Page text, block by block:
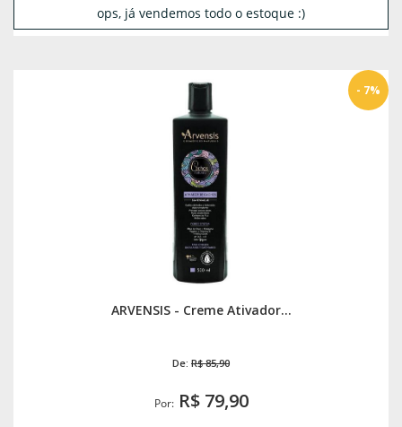
ops, já vendemos todo o estoque :)
ARVENSIS - Creme Ativador...
De: R$ 85,90
Por:R$ 79,90
- 7%